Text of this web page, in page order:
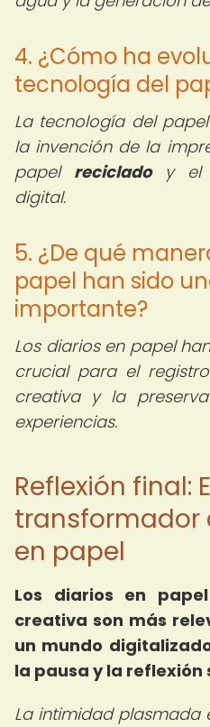
4. ¿Cómo ha
tecnología del
La tecnología del
la invención de la
papel recicladoy el
digital.
5. ¿De qué
papel han sido
importante?
Los diarios en papel
crucial para el
creativa y la
experiencias.
Reflexión final:
transformador
en papel
Los diarios en
creativa son más
un mundo
la pausa y la reflexión
La intimidad plasmada